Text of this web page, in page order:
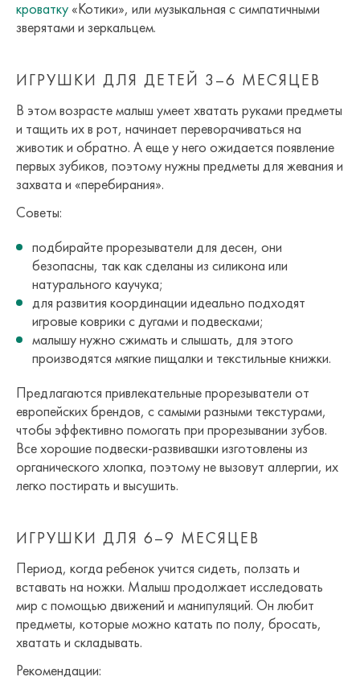
кроватку «Котики», или музыкальная с симпатичными
зверятами и зеркальцем.
ИГРУШКИ ДЛЯ ДЕТЕЙ 3–6 МЕСЯЦЕВ
В этом возрасте малыш умеет хватать руками предметы
и тащить их в рот, начинает переворачиваться на
животик и обратно. А еще у него ожидается появление
первых зубиков, поэтому нужны предметы для жевания и
захвата и «перебирания».
Советы:
подбирайте прорезыватели для десен, они
безопасны, так как сделаны из силикона или
натурального каучука;
для развития координации идеально подходят
игровые коврики с дугами и подвесками;
малышу нужно сжимать и слышать, для этого
производятся мягкие пищалки и текстильные книжки.
Предлагаются привлекательные прорезыватели от
европейских брендов, с самыми разными текстурами,
чтобы эффективно помогать при прорезывании зубов.
Все хорошие подвески-развивашки изготовлены из
органического хлопка, поэтому не вызовут аллергии, их
легко постирать и высушить.
ИГРУШКИ ДЛЯ 6–9 МЕСЯЦЕВ
Период, когда ребенок учится сидеть, ползать и
вставать на ножки. Малыш продолжает исследовать
мир с помощью движений и манипуляций. Он любит
предметы, которые можно катать по полу, бросать,
хватать и складывать.
Рекомендации: